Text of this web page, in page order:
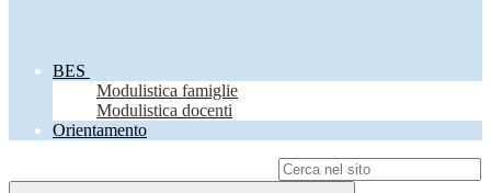
BES
Modulistica famiglie
Modulistica docenti
Orientamento